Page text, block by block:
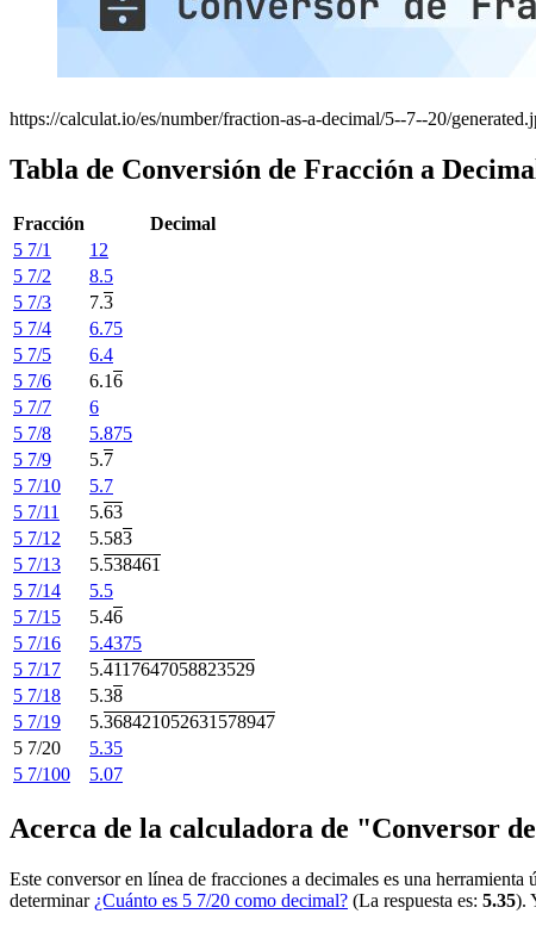
https://calculat.io/es/number/fraction-as-a-decimal/5--7--20/
Tabla de Conversión de Fracción a
Fracción
Decimal
5 7/1
12
5 7/2
8.5
5 7/3
7.3
5 7/4
6.75
5 7/5
6.4
5 7/6
6.16
5 7/7
6
5 7/8
5.875
5 7/9
5.7
5 7/10
5.7
5 7/11
5.63
5 7/12
5.583
5 7/13
5.538461
5 7/14
5.5
5 7/15
5.46
5 7/16
5.4375
5 7/17
5.4117647058823529
5 7/18
5.38
5 7/19
5.368421052631578947
5 7/20
5.35
5 7/100
5.07
Acerca de la calculadora de "Conversor
Este conversor en línea de fracciones a decimales es una
determinar ¿Cuánto es 5 7/20 como decimal? (La respuesta es: 5.35).